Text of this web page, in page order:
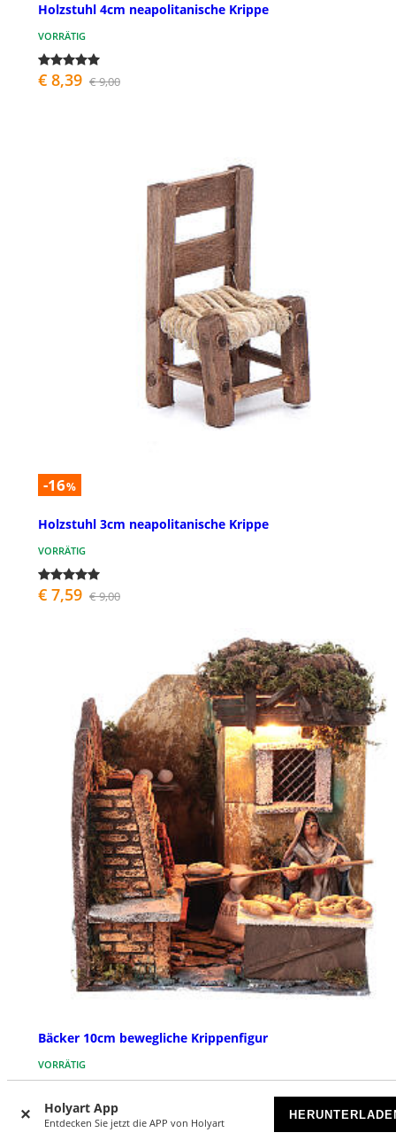
Holyart App
Entdecken Sie jetzt die APP von Holyart
Holzstuhl 4cm neapolitanische Krippe
VORRÄTIG
€ 8,39 € 9,00
-16%
Holzstuhl 3cm neapolitanische Krippe
VORRÄTIG
€ 7,59 € 9,00
Bäcker 10cm bewegliche Krippenfigur
VORRÄTIG
€ 87,00